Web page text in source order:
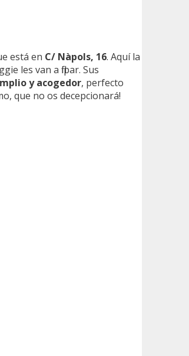
está en C/ Nàpols, 16. Aquí la
les van a flipar. Sus
y acogedor, perfecto
que no os decepcionará!